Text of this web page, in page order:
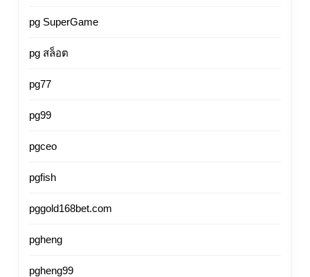
pg SuperGame
pg สล็อต
pg77
pg99
pgceo
pgfish
pggold168bet.com
pgheng
pgheng99